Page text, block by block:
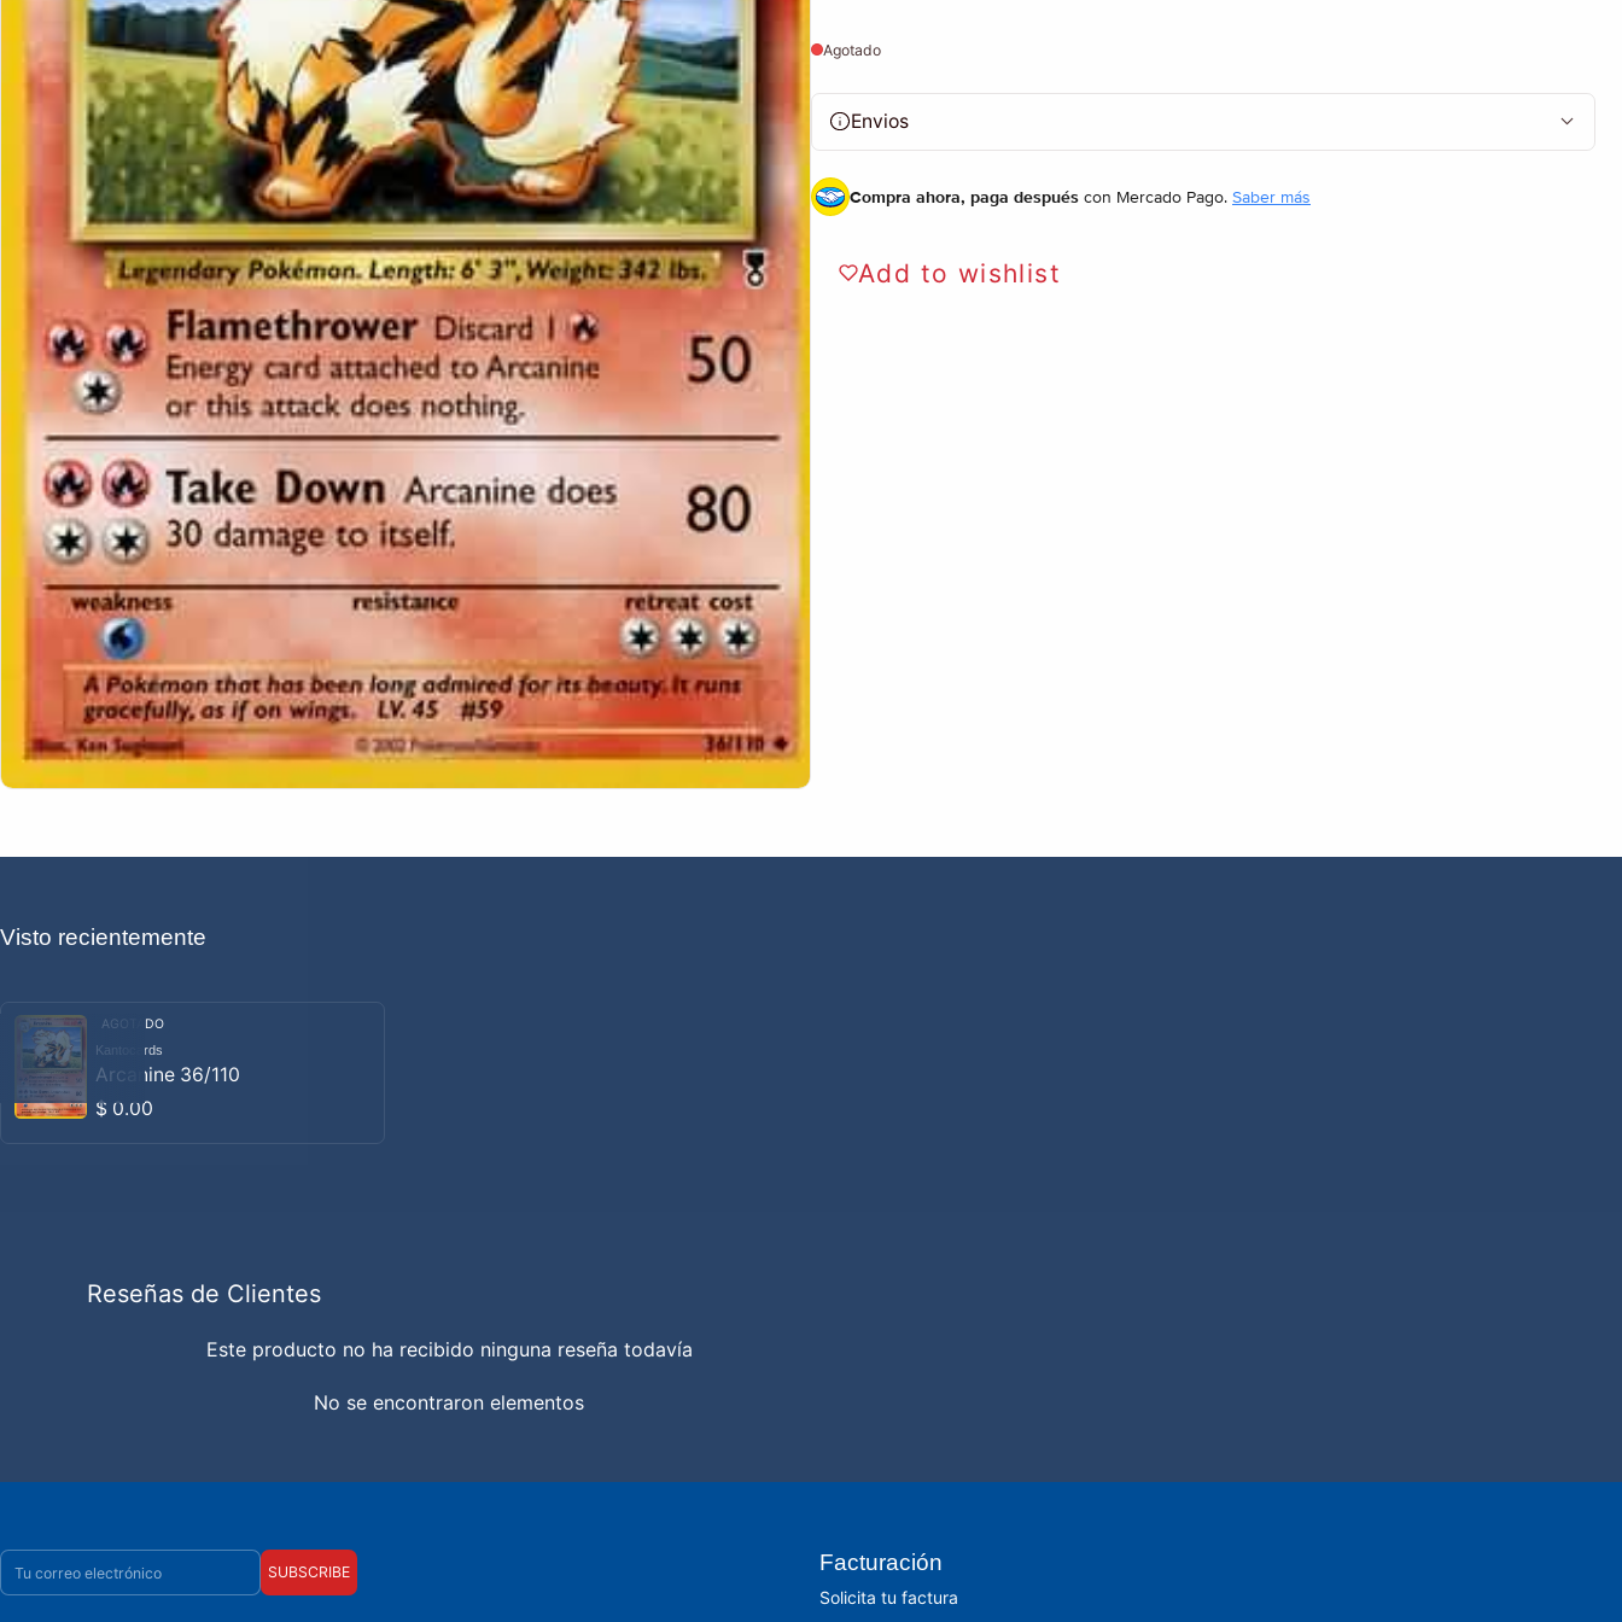
Agotado
Envios
Compra ahora, paga después con Mercado Pago. Saber más
Add to wishlist
Visto recientemente
AGOTADO
Proveedor:
Kantocards
Arcanine 36/110
Precio habitual
$ 0.00
Reseñas de Clientes
Este producto no ha recibido ninguna reseña todavía
No se encontraron elementos
Correo electrónico
SUBSCRIBE Facturación
Solicita tu factura